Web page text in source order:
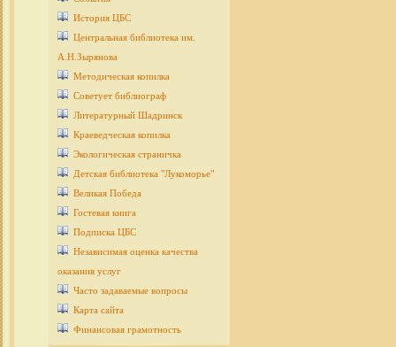
История ЦБС
Центральная библиотека им.
А.Н.Зырянова
Методическая копилка
Советует библиограф
Литературный Шадринск
Краеведческая копилка
Экологическая страничка
Детcкая библиотека "Лукоморье"
Великая Победа
Гостевая книга
Подписка ЦБС
Независимая оценка качества
оказания услуг
Часто задаваемые вопросы
Карта сайта
Финансовая грамотность